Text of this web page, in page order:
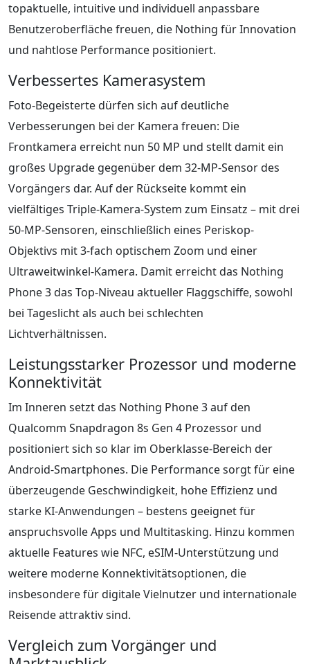
topaktuelle, intuitive und individuell anpassbare
Benutzeroberfläche freuen, die Nothing für Innovation
und nahtlose Performance positioniert.
Verbessertes Kamerasystem
Foto-Begeisterte dürfen sich auf deutliche
Verbesserungen bei der Kamera freuen: Die
Frontkamera erreicht nun 50 MP und stellt damit ein
großes Upgrade gegenüber dem 32-MP-Sensor des
Vorgängers dar. Auf der Rückseite kommt ein
vielfältiges Triple-Kamera-System zum Einsatz – mit drei
50-MP-Sensoren, einschließlich eines Periskop-
Objektivs mit 3-fach optischem Zoom und einer
Ultraweitwinkel-Kamera. Damit erreicht das Nothing
Phone 3 das Top-Niveau aktueller Flaggschiffe, sowohl
bei Tageslicht als auch bei schlechten
Lichtverhältnissen.
Leistungsstarker Prozessor und moderne
Konnektivität
Im Inneren setzt das Nothing Phone 3 auf den
Qualcomm Snapdragon 8s Gen 4 Prozessor und
positioniert sich so klar im Oberklasse-Bereich der
Android-Smartphones. Die Performance sorgt für eine
überzeugende Geschwindigkeit, hohe Effizienz und
starke KI-Anwendungen – bestens geeignet für
anspruchsvolle Apps und Multitasking. Hinzu kommen
aktuelle Features wie NFC, eSIM-Unterstützung und
weitere moderne Konnektivitätsoptionen, die
insbesondere für digitale Vielnutzer und internationale
Reisende attraktiv sind.
Vergleich zum Vorgänger und